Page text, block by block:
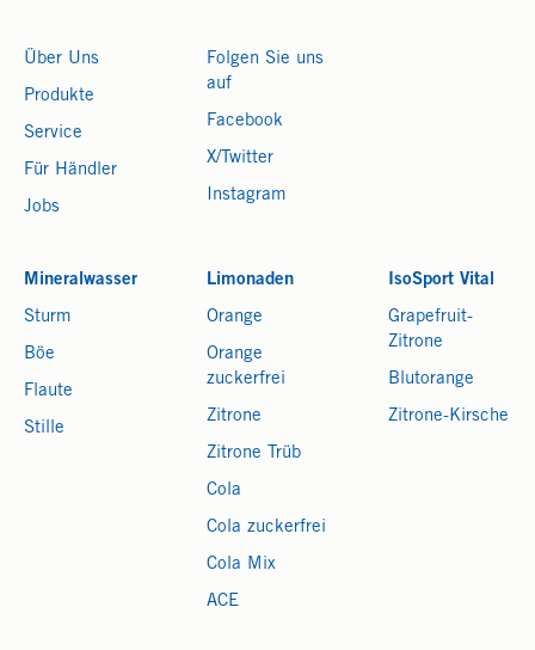
Mineralwasser
Sturm
Böe
Flaute
Stille
Limonaden
Orange
Orange
zuckerfrei
Zitrone
Zitrone Trüb
Cola
Cola zuckerfrei
Cola Mix
ACE
IsoSport Vital
Grapefruit-
Zitrone
Blutorange
Zitrone-Kirsche
Über Uns
Produkte
Service
Für Händler
Jobs
Folgen Sie uns
auf
Facebook
X/Twitter
Instagram